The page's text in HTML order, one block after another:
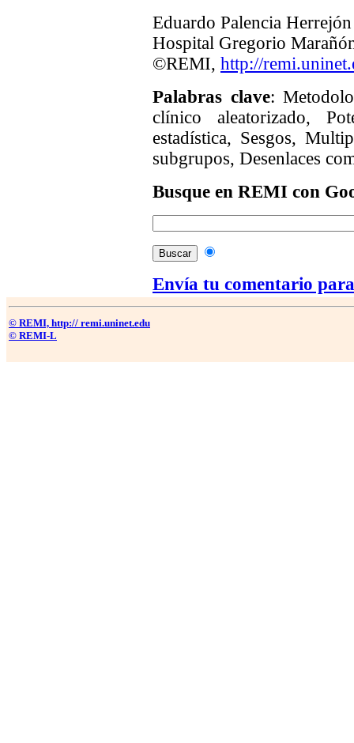
Eduardo Palencia Herrejón
Hospital Gregorio
©REMI, http://
Palabras clave:
clínico aleatorizado,
estadística, Sesgos,
subgrupos, Desenlaces
Busque en REMI con
Envía tu comentario
© REMI, http:// remi.uninet.edu
© REMI-L